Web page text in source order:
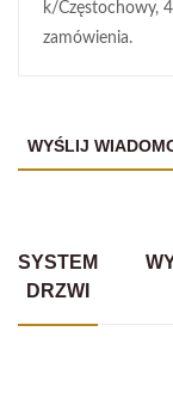
k/Częstochowy,
zamówienia.
SYSTEM
DRZWI